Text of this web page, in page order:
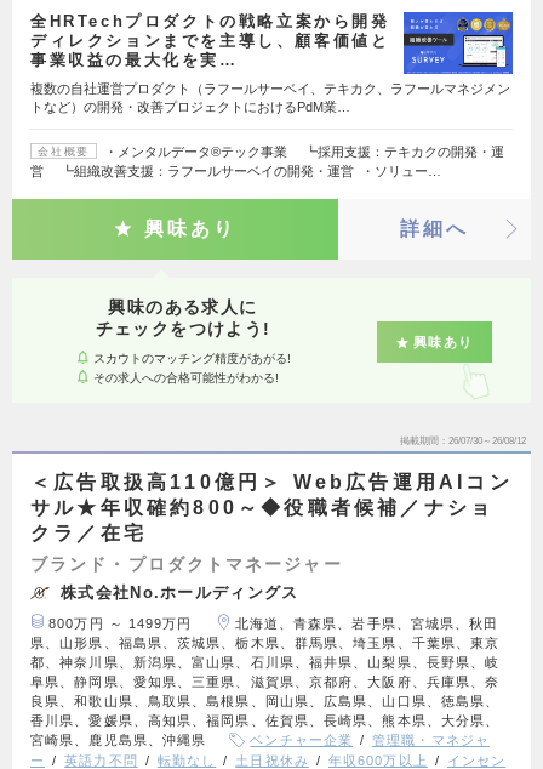
全HRTechプロダクトの戦略立案から開発
ディレクションまでを主導し、顧客価値と
事業収益の最大化を実…
複数の自社運営プロダクト（ラフールサーベイ、テキカク、ラフールマネジメン
トなど）の開発・改善プロジェクトにおけるPdM業…
会社概要
・メンタルデータ®テック事業 ┗採用支援：テキカクの開発・運
営 ┗組織改善支援：ラフールサーベイの開発・運営 ・ソリュー…
興味あり 詳細へ
興味のある求人に
チェックをつけよう!
スカウトのマッチング精度があがる!
その求人への合格可能性がわかる!
興味あり
掲載期間 26/07/30～26/08/12
＜広告取扱高110億円＞ Web広告運用AIコン
サル★年収確約800～◆役職者候補／ナショ
クラ／在宅
ブランド・プロダクトマネージャー
株式会社No.ホールディングス
800万円 ～ 1499万円
北海道、青森県、岩手県、宮城県、秋田
県、山形県、福島県、茨城県、栃木県、群馬県、埼玉県、千葉県、東京
都、神奈川県、新潟県、富山県、石川県、福井県、山梨県、長野県、岐
阜県、静岡県、愛知県、三重県、滋賀県、京都府、大阪府、兵庫県、奈
良県、和歌山県、鳥取県、島根県、岡山県、広島県、山口県、徳島県、
香川県、愛媛県、高知県、福岡県、佐賀県、長崎県、熊本県、大分県、
宮崎県、鹿児島県、沖縄県
ベンチャー企業
管理職・マネジャ
ー
英語力不問 転勤なし 土日祝休み 年収600万以上
インセン